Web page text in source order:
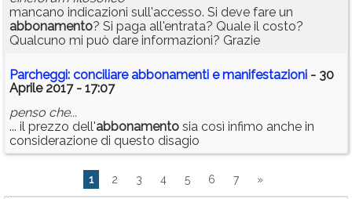
mancano indicazioni sull'accesso. Si deve fare un
abbonamento? Si paga all'entrata? Quale il costo?
Qualcuno mi può dare informazioni? Grazie
Parcheggi: conciliare abbonamenti e manifestazioni - 30
Aprile 2017 - 17:07
penso che...
... il prezzo dell'abbonamento sia così infimo anche in
considerazione di questo disagio
1 2 3 4 5 6 7 »